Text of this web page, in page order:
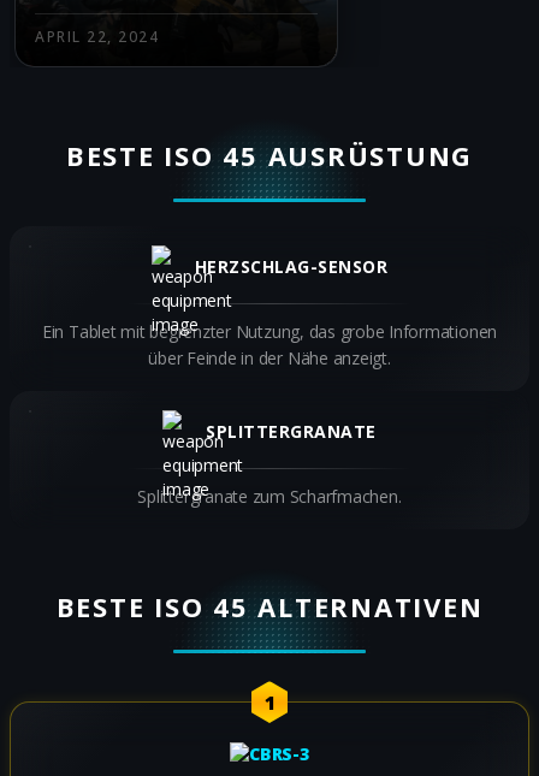
APRIL 22, 2024
BESTE ISO 45 AUSRÜSTUNG
HERZSCHLAG-SENSOR
Ein Tablet mit begrenzter Nutzung, das grobe Informationen
über Feinde in der Nähe anzeigt.
SPLITTERGRANATE
Splittergranate zum Scharfmachen.
BESTE ISO 45 ALTERNATIVEN
1